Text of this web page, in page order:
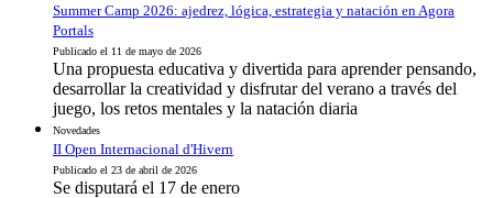
Summer Camp 2026: ajedrez, lógica, estrategia y natación en Agora
Portals
Publicado el 11 de mayo de 2026
Una propuesta educativa y divertida para aprender pensando,
desarrollar la creatividad y disfrutar del verano a través del
juego, los retos mentales y la natación diaria
Novedades
II Open Internacional d'Hivern
Publicado el 23 de abril de 2026
Se disputará el 17 de enero